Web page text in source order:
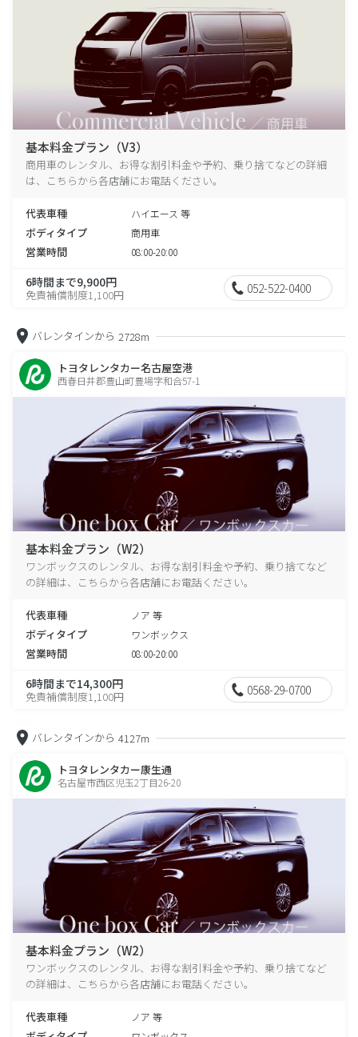
基本料金プラン（V3）
商用車のレンタル、お得な割引料金や予約、乗り捨てなどの詳細
は、こちらから各店舗にお電話ください。
代表車種 ハイエース 等
ボディタイプ 商用車
営業時間 08:00-20:00
6時間まで9,900円
免責補償制度1,100円 052-522-0400
バレンタインから 2728m
トヨタレンタカー名古屋空港
西春日井郡豊山町豊場字和合57-1
基本料金プラン（W2）
ワンボックスのレンタル、お得な割引料金や予約、乗り捨てなど
の詳細は、こちらから各店舗にお電話ください。
代表車種 ノア 等
ボディタイプ ワンボックス
営業時間 08:00-20:00
6時間まで14,300円
免責補償制度1,100円 0568-29-0700
バレンタインから 4127m
トヨタレンタカー康生通
名古屋市西区児玉2丁目26-20
基本料金プラン（W2）
ワンボックスのレンタル、お得な割引料金や予約、乗り捨てなど
の詳細は、こちらから各店舗にお電話ください。
代表車種 ノア 等